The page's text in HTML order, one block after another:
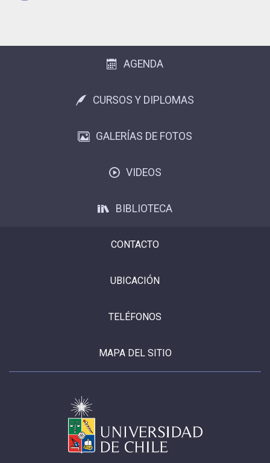
AGENDA
CURSOS Y DIPLOMAS
GALERÍAS DE FOTOS
VIDEOS
BIBLIOTECA
CONTACTO
UBICACIÓN
TELÉFONOS
MAPA DEL SITIO